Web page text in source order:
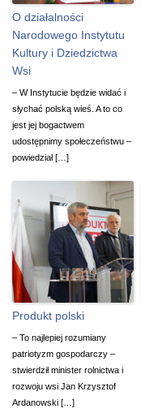
O działalności
Narodowego Instytutu
Kultury i Dziedzictwa
Wsi
– W Instytucie będzie widać i
słychać polską wieś. A to co
jest jej bogactwem
udostępnimy społeczeństwu –
powiedział […]
Produkt polski
– To najlepiej rozumiany
patriotyzm gospodarczy –
stwierdził minister rolnictwa i
rozwoju wsi Jan Krzysztof
Ardanowski […]